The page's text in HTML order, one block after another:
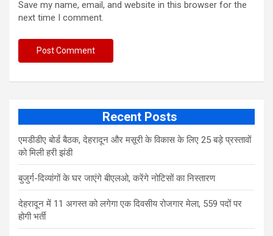
Save my name, email, and website in this browser for the
next time I comment.
Recent Posts
एमडीडीए बोर्ड बैठक, देहरादून और मसूरी के विकास के लिए 25 बड़े प्रस्तावों
को मिली हरी झंडी
बुजुर्ग-दिव्यांगों के घर जाएंगे बीएलओ, करेंगे नोटिसों का निस्तारण
​देहरादून में 11 अगस्त को लगेगा एक दिवसीय रोजगार मेला, 559 पदों पर
होगी भर्ती